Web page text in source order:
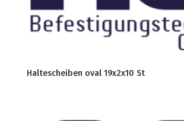
Haltescheiben oval 19x2x10 St